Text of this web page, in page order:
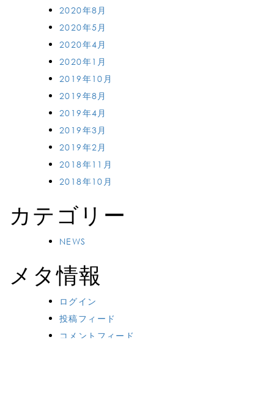
2020年8月
2020年5月
2020年4月
2020年1月
2019年10月
2019年8月
2019年4月
2019年3月
2019年2月
2018年11月
2018年10月
カテゴリー
NEWS
メタ情報
ログイン
投稿フィード
コメントフィード